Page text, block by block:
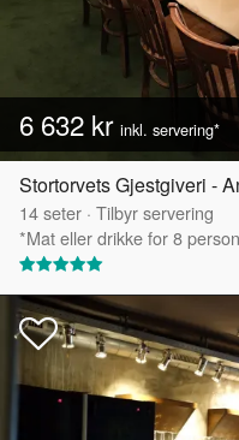
6 632 kr inkl. servering*
Stortorvets Gjestgiveri -
14seter · Tilbyr servering
*Mat eller drikke for 8